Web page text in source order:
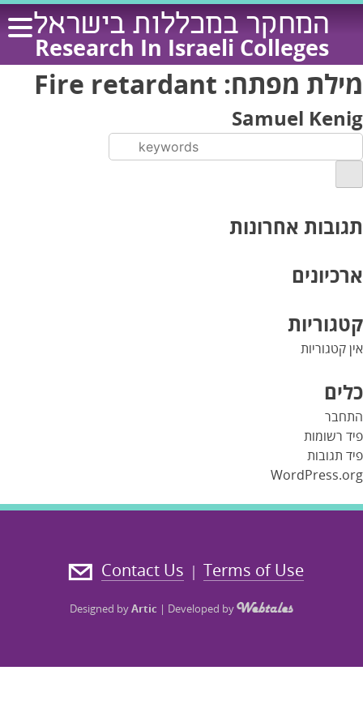
Skip
content
המחקר במכללות בישראל
Research In Israeli Colleges
מילת מפתח: Fire retardant
Samuel Kenig
תגובות אחרונות
ארכיונים
קטגוריות
אין קטגוריות
כלים
התחבר
פיד רשומות
פיד תגובות
WordPress.org
Terms of Use
|
Contact Us
Designed byArtic | Developed by